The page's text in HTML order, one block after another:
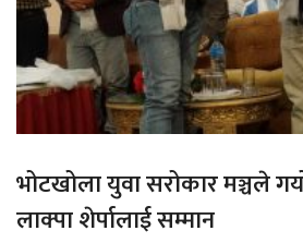
भोटखोला युवा सरोकार मञ्चले
लाक्पा शेर्पालाई सम्मान